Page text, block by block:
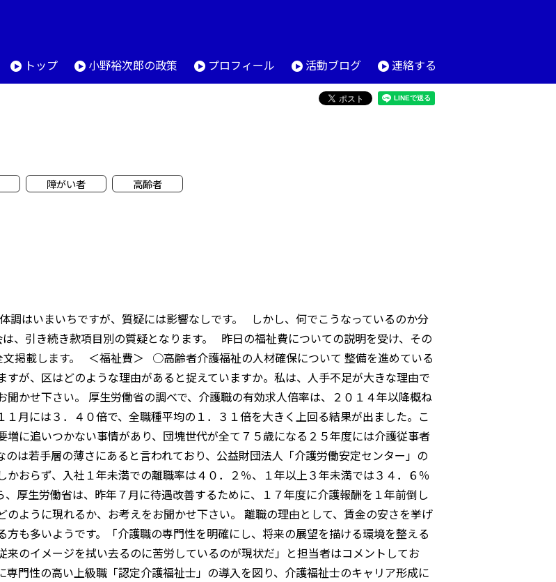
トップ 小野裕次郎の政策 プロフィール 活動ブログ 連絡する
障がい者 高齢者
はいまいちですが、質疑には影響なしです。 しかし、何でこうなっているのか分
、引き続き款項目別の質疑となります。 昨日の福祉費についての説明を受け、その
掲載します。 ＜福祉費＞ ○高齢者介護福祉の人材確保について 整備を進めている
が、区はどのような理由があると捉えていますか。私は、人手不足が大きな理由で
かせ下さい。 厚生労働省の調べで、介護職の有効求人倍率は、２０１４年以降概ね
月には３．４０倍で、全職種平均の１．３１倍を大きく上回る結果が出ました。こ
に追いつかない事情があり、団塊世代が全て７５歳になる２５年度には介護従事者
は若手層の薄さにあると言われており、公益財団法人「介護労働安定センター」の
おらず、入社１年未満での離職率は４０．２％、１年以上３年未満では３４．６％
厚生労働省は、昨年７月に待遇改善するために、１７年度に介護報酬を１年前倒し
ように現れるか、お考えをお聞かせ下さい。 離職の理由として、賃金の安さを挙げ
も多いようです。「介護職の専門性を明確にし、将来の展望を描ける環境を整える
のイメージを拭い去るのに苦労しているのが現状だ」と担当者はコメントしてお
門性の高い上級職「認定介護福祉士」の導入を図り、介護福祉士のキャリア形成に